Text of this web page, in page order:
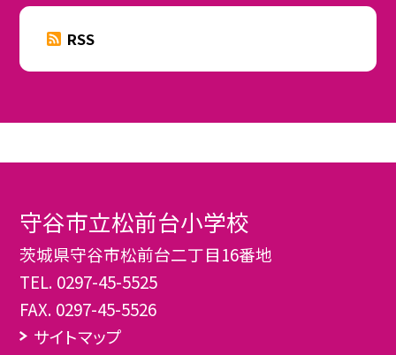
RSS
守谷市立松前台小学校
茨城県守谷市松前台二丁目16番地
TEL. 0297-45-5525
FAX. 0297-45-5526
サイトマップ